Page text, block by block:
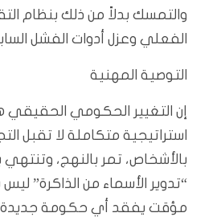
والتمسك بدلاً من ذلك بنظام
الفعلي وعزل أدوات الفشل
التوصية المهنية
إن التغيير الحكومي
استراتيجية متكاملة لا تقبل
بالأشخاص، تمر بالنهج، وتنتهي
“تدوير الأسماء من الذاكرة”
مؤقت يفقد أي حكومة جديدة